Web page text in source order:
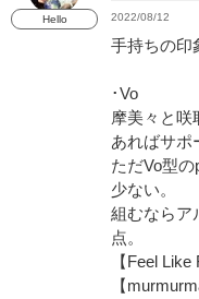
Hello 2022/08/12
手持ちの印
･Vo
摩美々と咲
あればサポ
ただVo型
少ない。
組むならア
点。
【Feel
【